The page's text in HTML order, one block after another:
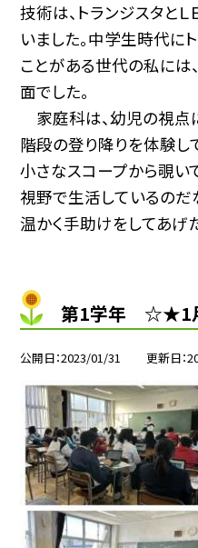
技術は、トランジスタと
いました。中学生時代に
ことがある世代の私には
面でした。
家庭科は、幼児の視点
階段の登り降りを体験し
小さなスコープから覗い
視野で生活しているのだな
温かく手助けをしてあげ
第1学年 ☆★1
公開日 2023/01/31 更新日